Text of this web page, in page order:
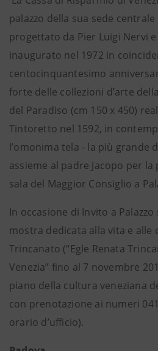
palazzo della sua sede
progettato da Pier Luigi Nervi
inaugurato nel 1972 in
centocinquantesimo
forte delle collezioni d’arte
del Paradiso (cm 150 x 450)
Tintoretto nel 1592, in
l’omonima tela - la più grande
assieme al padre Jacopo per
sala del Maggior Consiglio a
In occasione di Invito a
mostra dedicata alla vita e alle
Trincanato (“Egle Renata
Venezia” fino al 7 novembre
piano della cultura veneziana
con prenotazione ai numeri
orario d’ufficio).